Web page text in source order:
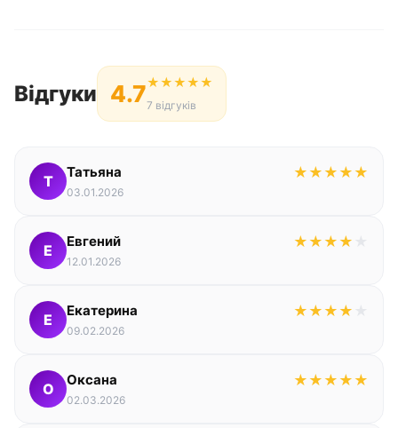
Відгуки 4.7★★★★★
7 відгуків
Т
Татьяна ★ ★ ★ ★ ★
03.01.2026
Е
Евгений ★ ★ ★ ★
12.01.2026
Е
Екатерина ★ ★ ★ ★
09.02.2026
О
Оксана ★ ★ ★ ★ ★
02.03.2026